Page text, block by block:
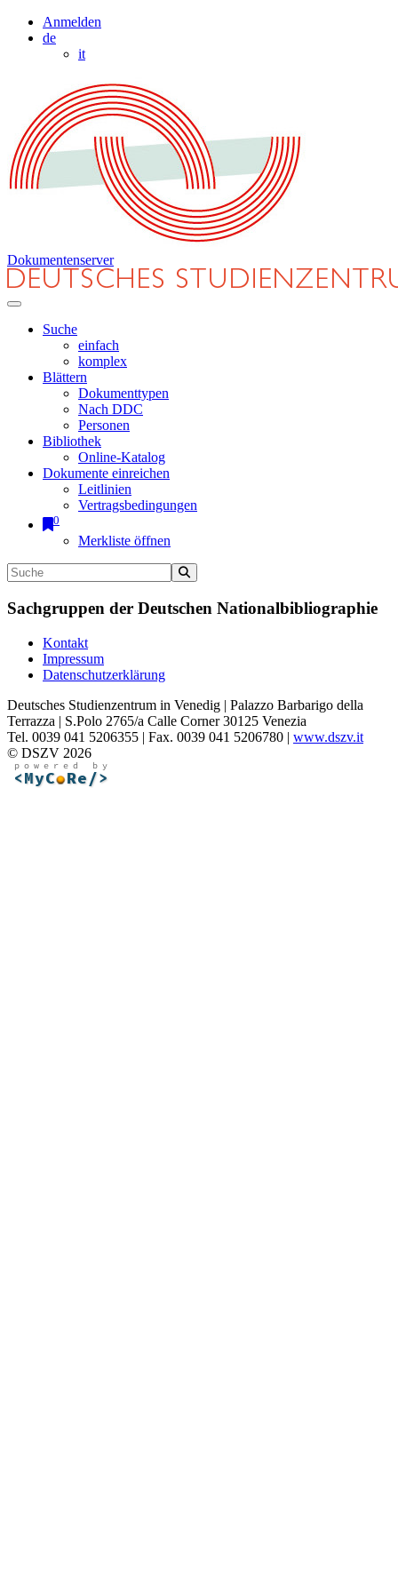
Anmelden
de
it
Dokumentenserver
Suche
einfach
komplex
Blättern
Dokumenttypen
Nach DDC
Personen
Bibliothek
Online-Katalog
Dokumente einreichen
Leitlinien
Vertragsbedingungen
0
Merkliste öffnen
Sachgruppen der Deutschen Nationalbibliographie
Kontakt
Impressum
Datenschutzerklärung
Deutsches Studienzentrum in Venedig | Palazzo Barbarigo della
Terrazza | S.Polo 2765/a Calle Corner 30125 Venezia
Tel. 0039 041 5206355 | Fax. 0039 041 5206780 | www.dszv.it
© DSZV 2026